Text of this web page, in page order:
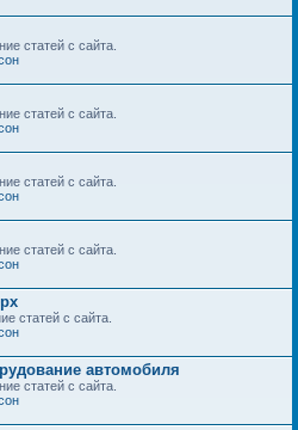
статей с сайта.
статей с сайта.
статей с сайта.
статей с сайта.
статей с сайта.
автомобиля
статей с сайта.